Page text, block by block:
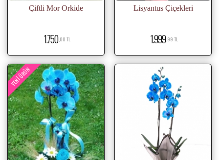
Çiftli Mor Orkide
1.750 ,00 TL
Lisyantus Çiçekleri
1.999 ,99 TL
YENI ÜRÜN